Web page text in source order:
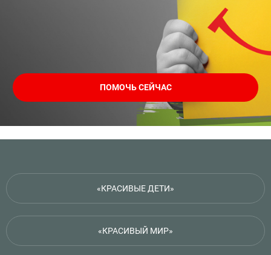
ПОМОЧЬ СЕЙЧАС
«КРАСИВЫЕ ДЕТИ»
«КРАСИВЫЙ МИР»